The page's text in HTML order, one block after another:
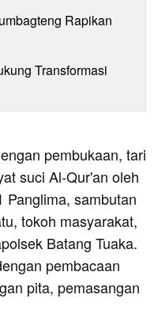
Rapikan
Transformasi
pembukaan, tari
suci Al-Qur'an oleh
Panglima, sambutan
tokoh masyarakat,
Batang Tuaka.
pembacaan
pita, pemasangan